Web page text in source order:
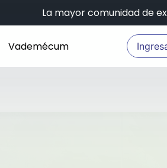
La mayor comunidad de
Vademécum